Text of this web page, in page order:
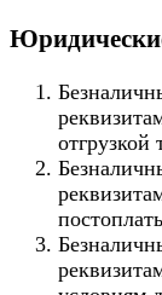
отгрузкой